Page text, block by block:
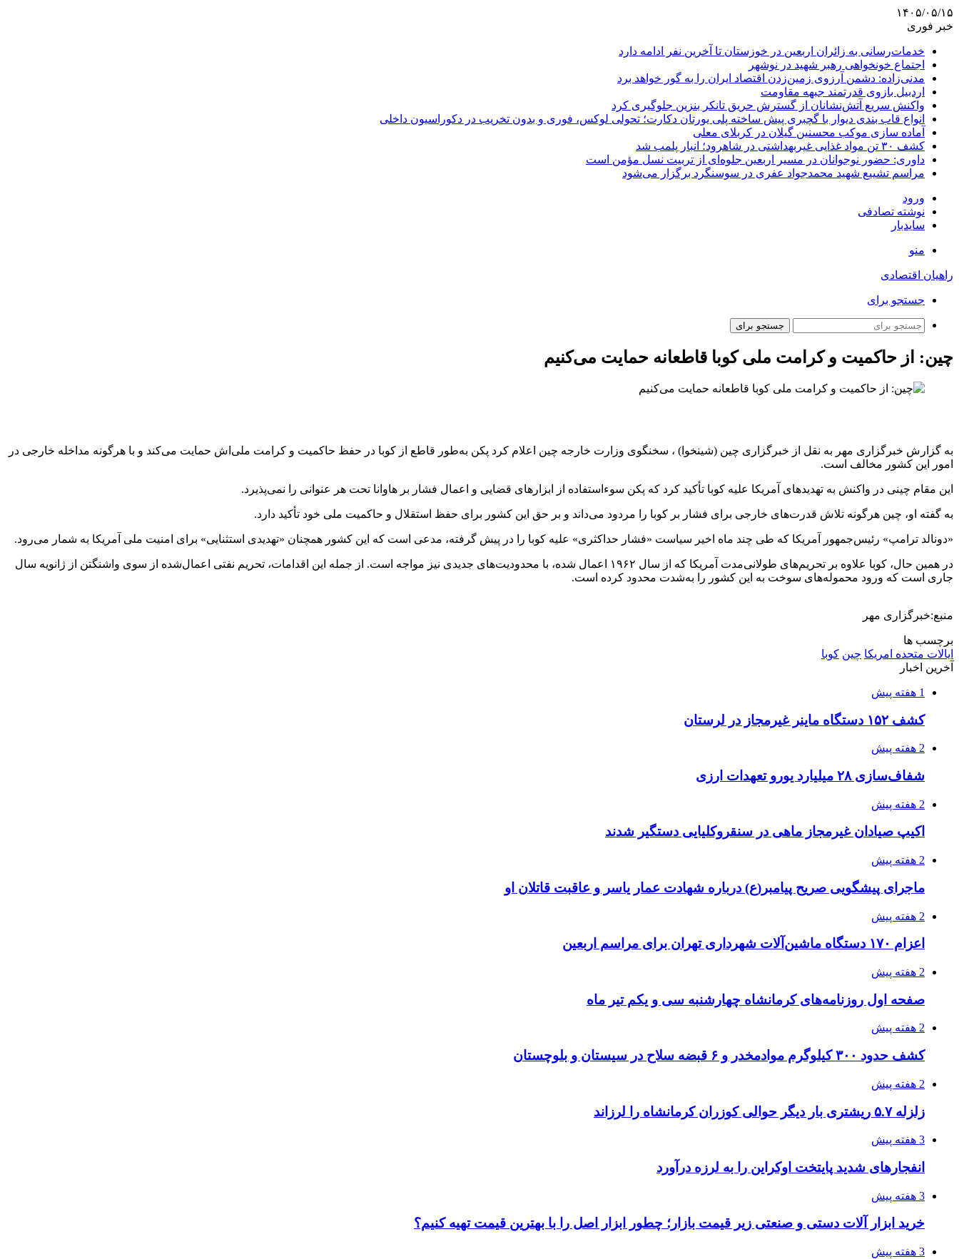
۱۴۰۵/۰۵/۱۵
خبر فوری
خدمات‌رسانی به زائران اربعین در خوزستان تا آخرین نفر ادامه دارد
اجتماع خونخواهی رهبر شهید در نوشهر
مدنی‌زاده: دشمن آرزوی زمین‌زدن اقتصاد ایران را به گور خواهد برد
اردبیل بازوی قدرتمند جبهه مقاومت
واکنش سریع آتش‌نشانان از گسترش حریق تانکر بنزین جلوگیری کرد
انواع قاب بندی دیوار با گچبری پیش ساخته پلی یورتان دکارت؛ تحولی لوکس، فوری و بدون تخریب در دکوراسیون داخلی
آماده سازی موکب محسنین گیلان در کربلای معلی
کشف ۳۰ تن مواد غذایی غیربهداشتی در شاهرود؛ انبار پلمب شد
داوری: حضور نوجوانان در مسیر اربعین جلوه‌ای از تربیت نسل مؤمن است
مراسم تشییع شهید محمدجواد عفری در سوسنگرد برگزار می‌شود
ورود
نوشته تصادفی
سایدبار
منو
راهیان اقتصادی
جستجو برای
جستجو برای
چین: از حاکمیت و کرامت ملی کوبا قاطعانه حمایت می‌کنیم
به گزارش خبرگزاری مهر به نقل از خبرگزاری چین (شینخوا) ، سخنگوی وزارت خارجه چین اعلام کرد پکن به‌طور قاطع از کوبا در حفظ حاکمیت و کرامت ملی‌اش حمایت می‌کند و با هرگونه مداخله خارجی در
امور این کشور مخالف است.
این مقام چینی در واکنش به تهدیدهای آمریکا علیه کوبا تأکید کرد که پکن سوءاستفاده از ابزارهای قضایی و اعمال فشار بر هاوانا تحت هر عنوانی را نمی‌پذیرد.
به گفته او، چین هرگونه تلاش قدرت‌های خارجی برای فشار بر کوبا را مردود می‌داند و بر حق این کشور برای حفظ استقلال و حاکمیت ملی خود تأکید دارد.
«دونالد ترامپ» رئیس‌جمهور آمریکا که طی چند ماه اخیر سیاست «فشار حداکثری» علیه کوبا را در پیش گرفته، مدعی است که این کشور همچنان «تهدیدی استثنایی» برای امنیت ملی آمریکا به شمار می‌رود.
در همین حال، کوبا علاوه بر تحریم‌های طولانی‌مدت آمریکا که از سال ۱۹۶۲ اعمال شده، با محدودیت‌های جدیدی نیز مواجه است. از جمله این اقدامات، تحریم نفتی اعمال‌شده از سوی واشنگتن از ژانویه سال
جاری است که ورود محموله‌های سوخت به این کشور را به‌شدت محدود کرده است.
منبع:خبرگزاری مهر
برچسب ها
ایالات متحده امریکا چین کوبا
آخرین اخبار
1 هفته پیش
کشف ۱۵۲ دستگاه ماینر غیرمجاز در لرستان
2 هفته پیش
شفاف‌سازی ۲۸ میلیارد یورو تعهدات ارزی
2 هفته پیش
اکیپ صیادان غیرمجاز ماهی در سنقروکلیایی دستگیر شدند
2 هفته پیش
ماجرای پیشگویی صریح پیامبر(ع) درباره شهادت عمار یاسر و عاقبت قاتلان او
2 هفته پیش
اعزام ۱۷۰ دستگاه ماشین‌آلات شهرداری تهران برای مراسم اربعین
2 هفته پیش
صفحه اول روزنامه‌های کرمانشاه چهارشنبه سی و یکم تیر ماه
2 هفته پیش
کشف حدود ۳۰۰ کیلوگرم موادمخدر و ۶ قبضه سلاح در سیستان و بلوچستان
2 هفته پیش
زلزله ۵.۷ ریشتری بار دیگر حوالی کوزران کرمانشاه را لرزاند
3 هفته پیش
انفجارهای شدید پایتخت اوکراین را به لرزه درآورد
3 هفته پیش
خرید ابزار آلات دستی و صنعتی زیر قیمت بازار؛ چطور ابزار اصل را با بهترین قیمت تهیه کنیم؟
3 هفته پیش